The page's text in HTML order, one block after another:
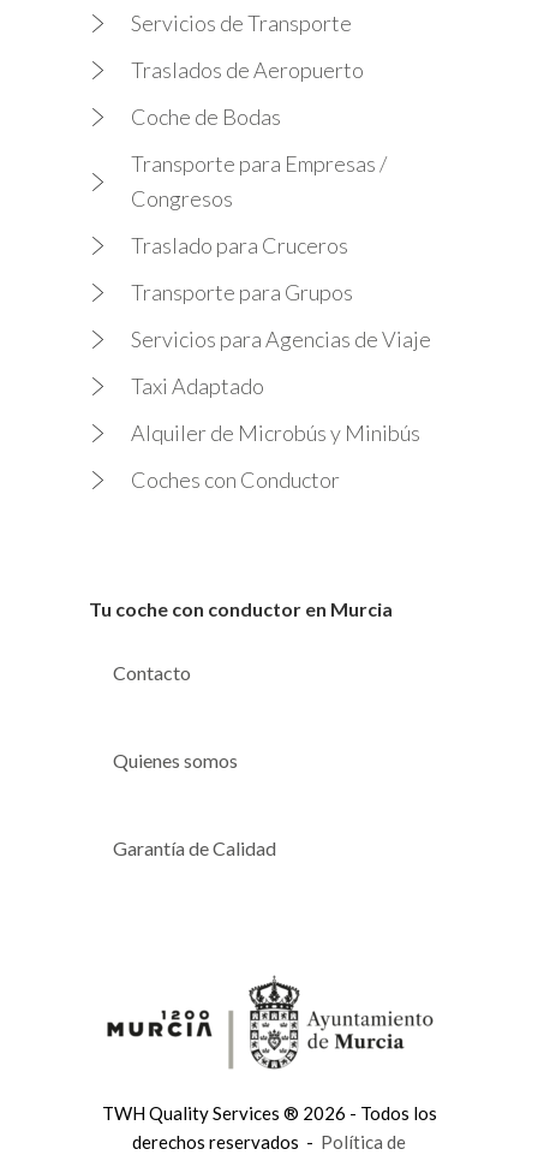
Servicios de Transporte
Traslados de Aeropuerto
Coche de Bodas
Transporte para Empresas /
Congresos
Traslado para Cruceros
Transporte para Grupos
Servicios para Agencias de Viaje
Taxi Adaptado
Alquiler de Microbús y Minibús
Coches con Conductor
Tu coche con conductor en Murcia
Contacto
Quienes somos
Garantía de Calidad
TWH Quality Services ® 2026 - Todos los
derechos reservados - Política de